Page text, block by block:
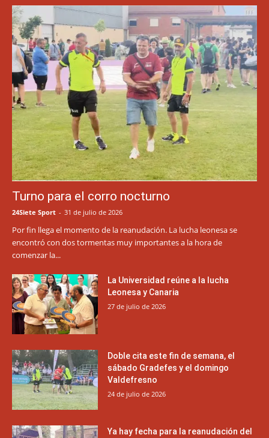
Turno para el corro nocturno
24Siete Sport - 31 de julio de 2026
Por fin llega el momento de la reanudación. La lucha leonesa se
encontró con dos tormentas muy importantes a la hora de
comenzar la...
La Universidad reúne a la lucha
Leonesa y Canaria
27 de julio de 2026
Doble cita este fin de semana, el
sábado Gradefes y el domingo
Valdefresno
24 de julio de 2026
Ya hay fecha para la reanudación del